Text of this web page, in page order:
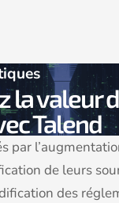
la valeur
Talend
par
de leurs
des